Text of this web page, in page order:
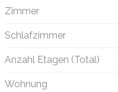
Zimmer
Schlafzimmer
Anzahl Etagen (Total)
Wohnung